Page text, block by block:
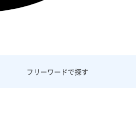
フリーワードで探す